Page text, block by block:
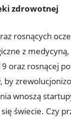
zdrowotnej
rosnących
z
oraz rosnącej
wnoszą
świecie. Czy